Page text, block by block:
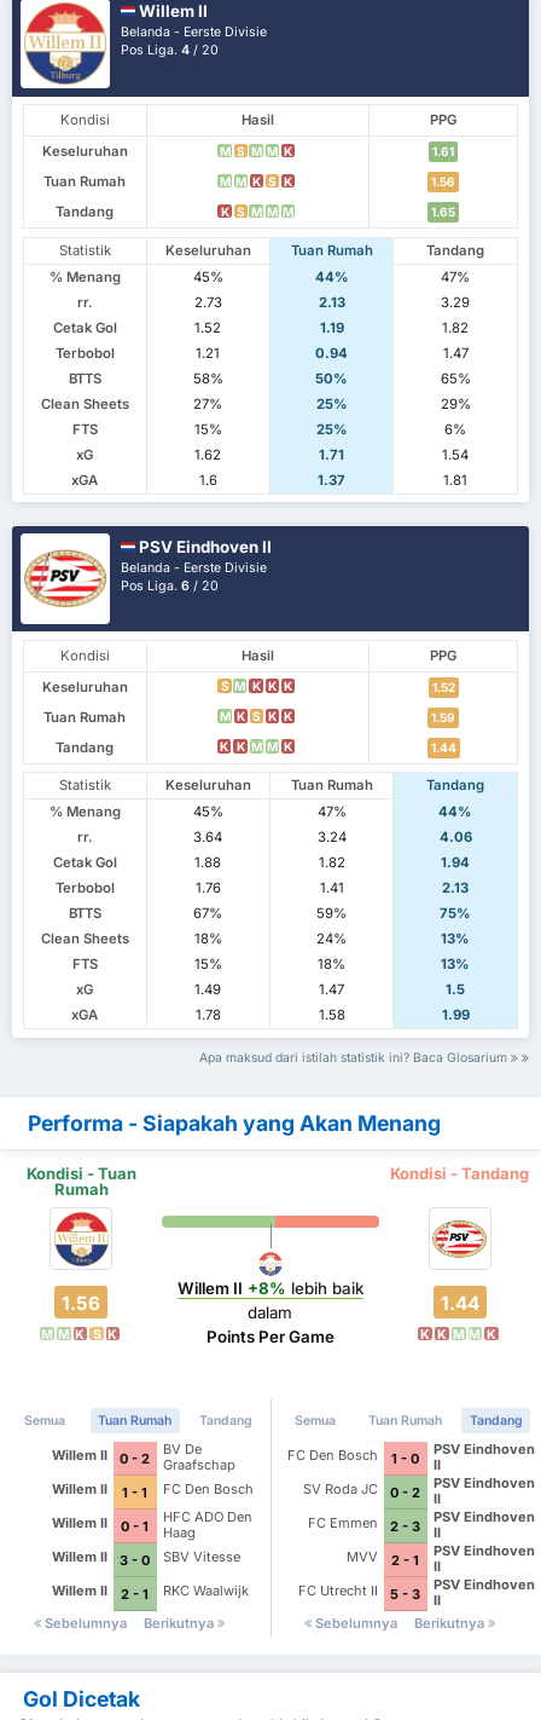
Willem II
Belanda - Eerste Divisie
Pos Liga.4 / 20
Kondisi Hasil
PPG
Keseluruhan
M S M M K 1.61
Tuan Rumah M M K S K 1.56
Tandang K S M M M 1.65
Statistik Keseluruhan Tuan Rumah
Tandang
% Menang
45% 44%
47%
rr.
2.73 2.13
3.29
Cetak Gol
1.52 1.19
1.82
Terbobol
1.21 0.94
1.47
BTTS
58% 50%
65%
Clean Sheets
27% 25%
29%
FTS
15% 25%
6%
xG
1.62 1.71
1.54
xGA
1.6 1.37 1.81
PSV Eindhoven II
Belanda - Eerste Divisie
Pos Liga.6 / 20
Kondisi Hasil
PPG
Keseluruhan
S M K K K 1.52
Tuan Rumah M K S K K 1.59
Tandang K K M M K 1.44
Statistik Keseluruhan Tuan Rumah
Tandang
% Menang
45% 47%
44%
rr.
3.64 3.24
4.06
Cetak Gol
1.88 1.82
1.94
Terbobol
1.76 1.41
2.13
BTTS
67% 59%
75%
Clean Sheets
18% 24%
13%
FTS
15% 18%
13%
xG
1.49 1.47
1.5
xGA
1.78 1.58 1.99
Apa maksud dari istilah statistik ini? Baca Glosarium
Performa - Siapakah yang Akan Menang
Kondisi - Tuan
Rumah
Kondisi - Tandang
1.56
M M K S K
Willem II +8% lebih baik
dalam
Points Per Game
1.44
K K M M K
Semua Tuan Rumah Tandang
Willem II 0 - 2
BV De
Graafschap
Willem II
1 - 1
FC Den Bosch
Willem II
0 - 1
HFC ADO Den
Haag
Willem II
3 - 0
SBV Vitesse
Willem II
2 - 1
RKC Waalwijk
Sebelumnya
Berikutnya
Semua Tuan Rumah Tandang
FC Den Bosch 1 - 0
PSV Eindhoven
II
SV Roda JC
0 - 2
PSV Eindhoven
II
FC Emmen
2 - 3
PSV Eindhoven
II
MVV
2 - 1
PSV Eindhoven
II
FC Utrecht II
5 - 3
PSV Eindhoven
II
Sebelumnya
Berikutnya
Gol Dicetak